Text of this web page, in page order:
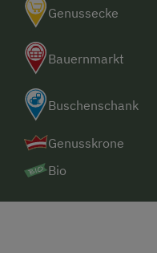
Genussecke
Bauernmarkt
Buschenschank
Genusskrone
Bio